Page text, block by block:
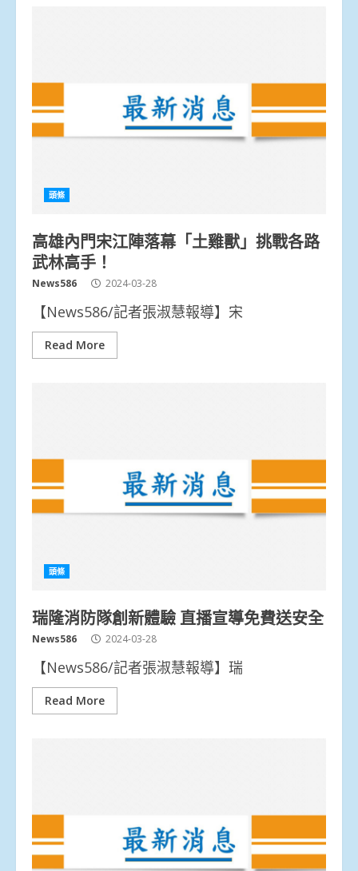
頭條
高雄內門宋江陣落幕「土雞獸」挑戰各路
武林高手！
News586 2024-03-28
【News586/記者張淑慧報導】宋
Read More
頭條
瑞隆消防隊創新體驗 直播宣導免費送安全
News586 2024-03-28
【News586/記者張淑慧報導】瑞
Read More